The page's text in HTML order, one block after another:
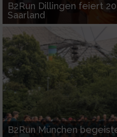
B2Run Dillingen feiert
Saarland
B2Run München